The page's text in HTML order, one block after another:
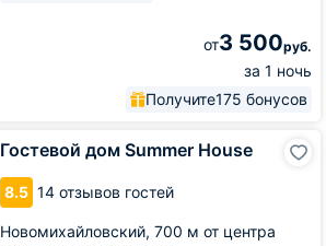
от3 500руб.
за 1 ночь
Получите175 бонусов
Гостевой дом Summer House
8.5 14 отзывов гостей
Новомихайловский, 700 м от центра